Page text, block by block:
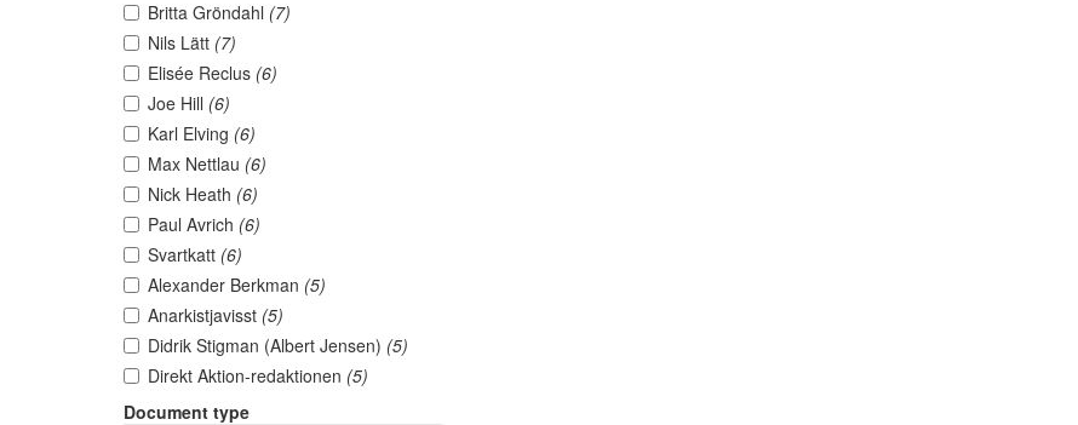
Britta Gröndahl (7)
Nils Lätt (7)
Elisée Reclus (6)
Joe Hill (6)
Karl Elving (6)
Max Nettlau (6)
Nick Heath (6)
Paul Avrich (6)
Svartkatt (6)
Alexander Berkman (5)
Anarkistjavisst (5)
Didrik Stigman (Albert Jensen) (5)
Direkt Aktion-redaktionen (5)
Document type